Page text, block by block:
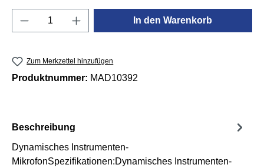
Produkt Anzahl: Gib den gewünschten
In den Warenkorb
Zum Merkzettel hinzufügen
Produktnummer: MAD10392
Beschreibung
Dynamisches Instrumenten-
MikrofonSpezifikationen:Dynamisches Instrumenten-